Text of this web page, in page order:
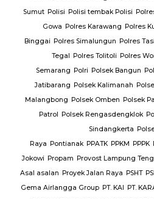
Sumut Polisi Polisi tembak Polisi
Gowa Polres Karawang Polres
Binggai Polres Simalungun Polres
Tegal Polres Tolitoli Polres
Semarang Polri Polsek Bangun
Jatibarang Polsek Kalimanah
Malangbong Polsek Omben Polsek
Patrol Polsek Rengasdengklok
Sindangkerta
Raya Pontianak PPATK PPKM PPPK
Jokowi Propam Provost Lampung
Asal asalan Proyek Jalan Raya PSHT
Gema Airlangga Group PT. KAI PT.